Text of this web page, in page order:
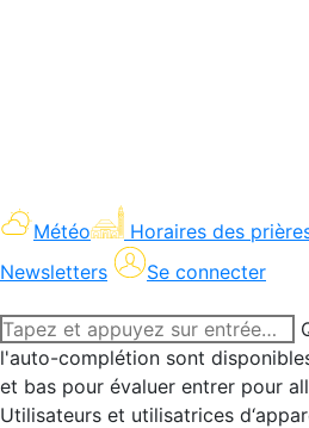
Météo Horaires des
Newsletters
Se connecter
Recherche
:l'auto-complétion sont
et bas pour évaluer entrer pour
Utilisateurs et utilisatrices